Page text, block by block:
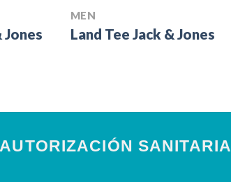
Jones
MEN
Land Tee Jack & Jones
SANITARIA